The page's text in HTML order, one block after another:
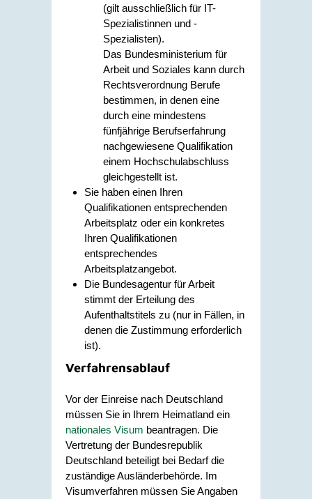
(gilt ausschließlich für IT-
Spezialistinnen und -
Spezialisten).
Das Bundesministerium für
Arbeit und Soziales kann durch
Rechtsverordnung Berufe
bestimmen, in denen eine
durch eine mindestens
fünfjährige Berufserfahrung
nachgewiesene Qualifikation
einem Hochschulabschluss
gleichgestellt ist.
Sie haben einen Ihren
Qualifikationen entsprechenden
Arbeitsplatz oder ein konkretes
Ihren Qualifikationen
entsprechendes
Arbeitsplatzangebot.
Die Bundesagentur für Arbeit
stimmt der Erteilung des
Aufenthaltstitels zu (nur in Fällen, in
denen die Zustimmung erforderlich
ist).
Verfahrensablauf
Vor der Einreise nach Deutschland
müssen Sie in Ihrem Heimatland ein
nationales Visum beantragen. Die
Vertretung der Bundesrepublik
Deutschland beteiligt bei Bedarf die
zuständige Ausländerbehörde. Im
Visumverfahren müssen Sie Angaben